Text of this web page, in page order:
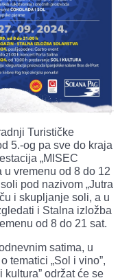
Turističke
5.-og pa sve do kraja
„MISEC
u vremenu od 8 do 12
pod nazivom „Jutra
i skupljanje soli, a u
i Stalna izložba
od 8 do 21 sat.
satima, u
tematici „Sol i vino”,
kultura” održat će se